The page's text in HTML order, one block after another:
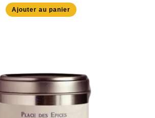
Ajouter au panier